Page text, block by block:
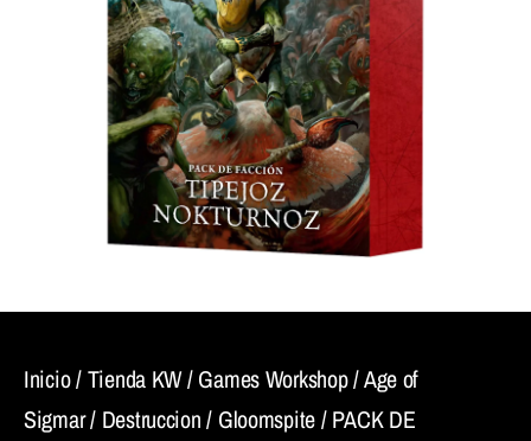
Inicio/Tienda KW/Games Workshop/Age of
Sigmar/ Destruccion/ Gloomspite/ PACK DE